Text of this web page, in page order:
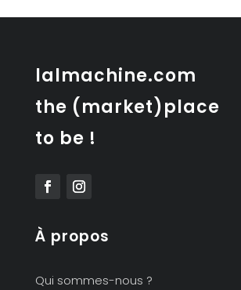
Sargasso
lalmachine.com
the (market)place
to be !
À propos
Qui sommes-nous ?